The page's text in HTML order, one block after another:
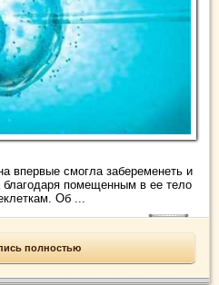
впервые смогла забеременеть и
благодаря помещенным в ее тело
Об ...
полностью